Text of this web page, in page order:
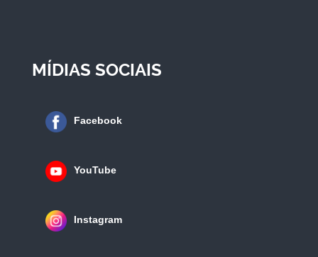
MÍDIAS SOCIAIS
Facebook
YouTube
Instagram